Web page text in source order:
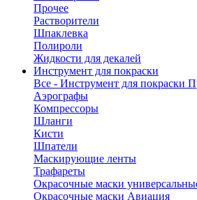
Прочее
Растворители
Шпаклевка
Полироли
Жидкости для декалей
Инструмент для покраски
Все - Инструмент для покраски
Аэрографы
Компрессоры
Шланги
Кисти
Шпатели
Маскирующие ленты
Трафареты
Окрасочные маски
Окрасочные маски Авиация